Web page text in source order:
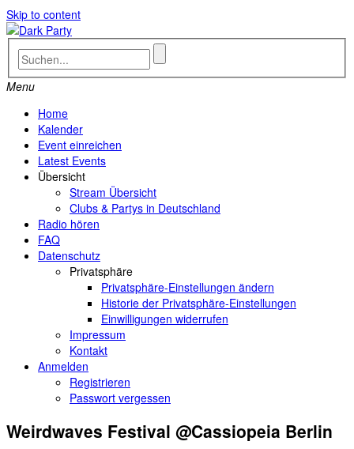
Skip to content
Menu
Home
Kalender
Event einreichen
Latest Events
Übersicht
Stream Übersicht
Clubs & Partys in Deutschland
Radio hören
FAQ
Datenschutz
Privatsphäre
Privatsphäre-Einstellungen ändern
Historie der Privatsphäre-Einstellungen
Einwilligungen widerrufen
Impressum
Kontakt
Anmelden
Registrieren
Passwort vergessen
Weirdwaves Festival @Cassiopeia Berlin